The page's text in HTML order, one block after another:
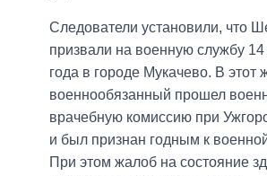
Следователи установили, что
призвали на военную службу
года в городе Мукачево. В этот
военнообязанный прошел
врачебную комиссию при
и был признан годным к
При этом жалоб на состояние